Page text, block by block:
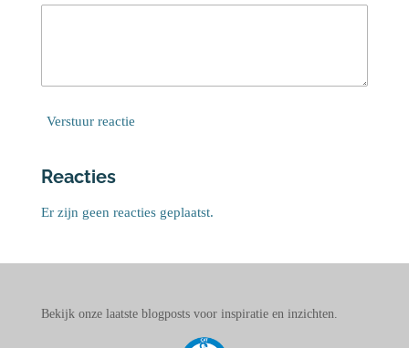
Verstuur reactie
Reacties
Er zijn geen reacties geplaatst.
Bekijk onze laatste blogposts voor inspiratie en inzichten.